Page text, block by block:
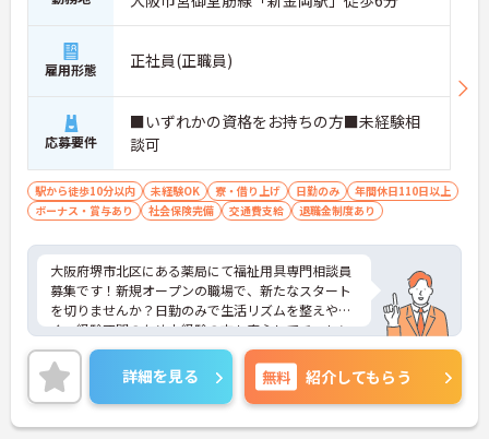
雇用形態 正社員(正職員)
応募要件
■いずれかの資格をお持ちの方■未経験相
談可
駅から徒歩10分以内 未経験OK 寮・借り上げ 日勤のみ
年間休日110日以上
ボーナス・賞与あり
社会保険完備 交通費支給 退職金制度あり
大阪府堺市北区にある薬局にて福祉用具専門相談員
募集です！新規オープンの職場で、新たなスタート
を切りませんか？日勤のみで生活リズムを整えやす
く、経験不問のため未経験の方も安心してチャレン
ジできます♪ご興味のある方には、面接対策ポイン
トなど、さらに詳細をご案内しますのでお気軽にご
相談ください！
詳細を見る 無料 紹介してもらう